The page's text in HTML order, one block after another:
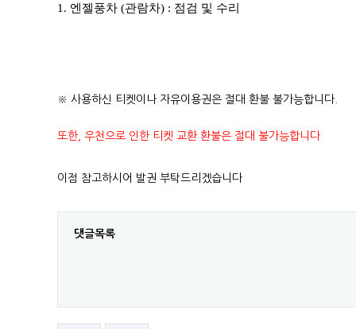
1. 엔젤풍차 (관람차) : 점검 및 수리
※ 사용하신 티켓이나 자유이용권은 절대 환불 불가능합니다.
또한, 우천으로 인한 티켓 교환 환불은 절대 불가능합니다
이점 참고하시어 발권 부탁드리겠습니다
댓글목록